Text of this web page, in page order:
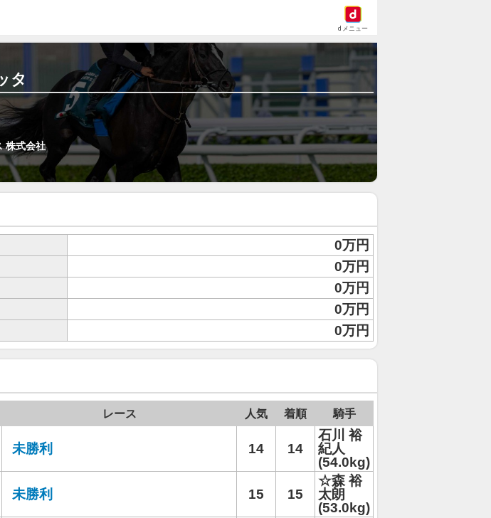
dメニュー
タ
株式会社
0万円
0万円
0万円
0万円
0万円
レース 人気 着順 騎手
未勝利 14 14
石川 裕
紀人
(54.0kg)
未勝利 15 15
☆森 裕
太朗
(53.0kg)